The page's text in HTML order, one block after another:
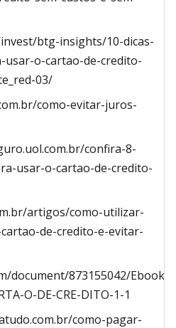
btg-insights/10-dicas-
usar-o-cartao-de-credito-
03/
como-evitar-juros-
confira-8-
usar-o-cartao-de-credito-
artigos/como-utilizar-
de-credito-e-evitar-
document/873155042/Ebook-
O-DE-CRE-DITO-1-1
como-pagar-